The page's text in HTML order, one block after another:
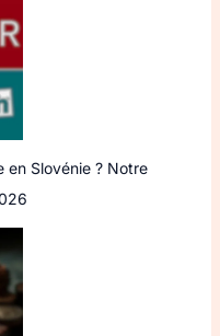
en Slovénie ? Notre